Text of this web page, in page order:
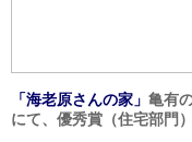
「海老原さんの家」 亀有
にて、優秀賞（住宅部門